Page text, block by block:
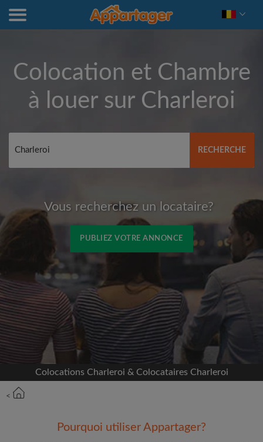
Colocation et Chambre
à louer sur Charleroi
RECHERCHE
Vous recherchez un locataire?
PUBLIEZ VOTRE ANNONCE
Nous ne publierons jamais sur votre page sans
votre accord
OU
Loyer max par mois (€)
Colocations Charleroi & Colocataires Charleroi
<
Pourquoi utiliser Appartager?